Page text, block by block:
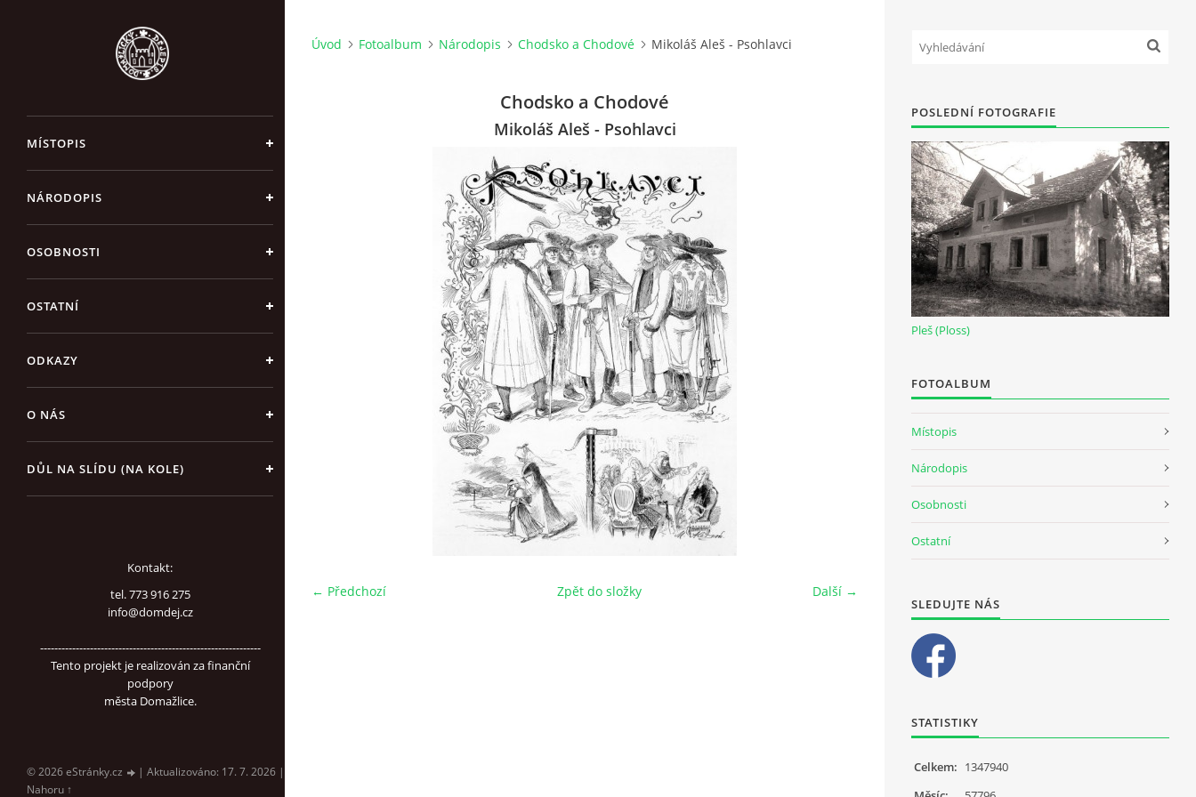
MÍSTOPIS
NÁRODOPIS
OSOBNOSTI
OSTATNÍ
ODKAZY
O NÁS
DŮL NA SLÍDU (NA KOLE)
Kontakt:
tel. 773 916 275
info@domdej.cz
--------------------------------------------------------------
Tento projekt je realizován za finanční
podpory
města Domažlice.
© 2026 eStránky.cz | Aktualizováno: 17. 7. 2026 |
Nahoru ↑
Úvod Fotoalbum Národopis Chodsko a Chodové Mikoláš Aleš - Psohlavci
Chodsko a Chodové
Mikoláš Aleš - Psohlavci
← Předchozí Další →
Zpět do složky
POSLEDNÍ FOTOGRAFIE
Pleš (Ploss)
FOTOALBUM
Místopis
Národopis
Osobnosti
Ostatní
SLEDUJTE NÁS
STATISTIKY
Celkem: 1347940